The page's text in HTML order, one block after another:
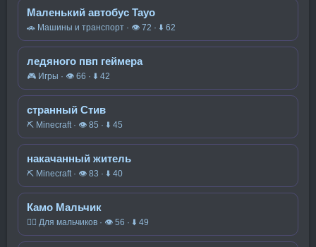
Маленький автобус Tayo
🚗 Машины и транспорт · 👁 72 · ⬇ 62
ледяного пвп геймера
🎮 Игры · 👁 66 · ⬇ 42
странный Стив
⛏️ Minecraft · 👁 85 · ⬇ 45
накачанный житель
⛏️ Minecraft · 👁 83 · ⬇ 40
Камо Мальчик
🧍‍♂️ Для мальчиков · 👁 56 · ⬇ 49